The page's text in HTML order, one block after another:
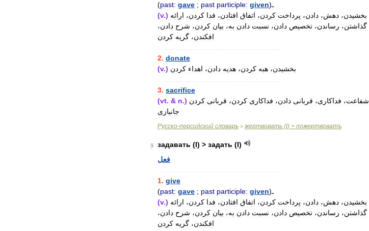
(past: gave ; past participle: given)ـ
(v.) بخشیدن، دهش، دادن، پرداخت کردن، اتفاق افتادن، فدا کردن، ارائه
گذاشتن، رساندن، تخصیص دادن، نسبت دادن به، بیان کردن، شرح دادن،
افکندن، گریه کردن
2. donate
(v.) بخشیدن، هبه کردن، هدیه دادن، اهداء کردن
3. sacrifice
(vt. & n.) شفاعت، فداکاری، قربانی دادن، فداکاری کردن، قربانی کردن
جانبازی
Русско-персидский словарь > жертвовать (I) > пожертвоватъ
9 задавать (I) > задать (I)
فعل
1. give
(past: gave ; past participle: given)ـ
(v.) بخشیدن، دهش، دادن، پرداخت کردن، اتفاق افتادن، فدا کردن، ارائه
گذاشتن، رساندن، تخصیص دادن، نسبت دادن به، بیان کردن، شرح دادن،
افکندن، گریه کردن